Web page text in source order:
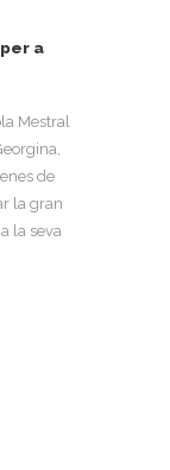
a
Mestral
de
la gran
la seva